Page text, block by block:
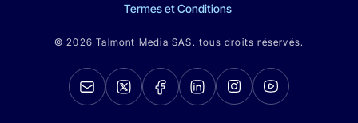
Termes et Conditions
© 2026 Talmont Media SAS. tous droits réservés.